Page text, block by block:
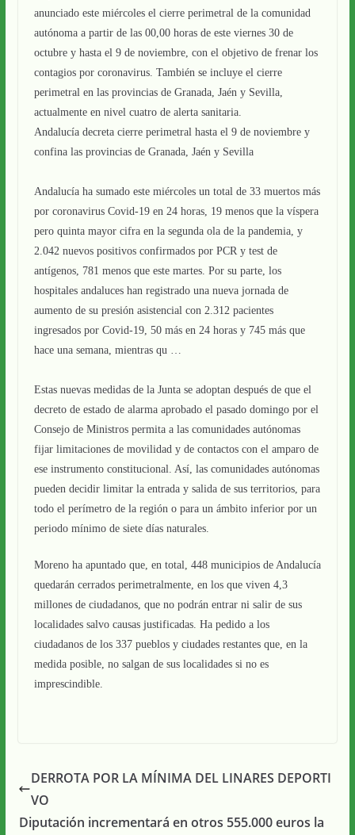
anunciado este miércoles el cierre perimetral de la comunidad
autónoma a partir de las 00,00 horas de este viernes 30 de
octubre y hasta el 9 de noviembre, con el objetivo de frenar los
contagios por coronavirus. También se incluye el cierre
perimetral en las provincias de Granada, Jaén y Sevilla,
actualmente en nivel cuatro de alerta sanitaria.
Andalucía decreta cierre perimetral hasta el 9 de noviembre y
confina las provincias de Granada, Jaén y Sevilla
Andalucía ha sumado este miércoles un total de 33 muertos más
por coronavirus Covid-19 en 24 horas, 19 menos que la víspera
pero quinta mayor cifra en la segunda ola de la pandemia, y
2.042 nuevos positivos confirmados por PCR y test de
antígenos, 781 menos que este martes. Por su parte, los
hospitales andaluces han registrado una nueva jornada de
aumento de su presión asistencial con 2.312 pacientes
ingresados por Covid-19, 50 más en 24 horas y 745 más que
hace una semana, mientras qu …
Estas nuevas medidas de la Junta se adoptan después de que el
decreto de estado de alarma aprobado el pasado domingo por el
Consejo de Ministros permita a las comunidades autónomas
fijar limitaciones de movilidad y de contactos con el amparo de
ese instrumento constitucional. Así, las comunidades autónomas
pueden decidir limitar la entrada y salida de sus territorios, para
todo el perímetro de la región o para un ámbito inferior por un
periodo mínimo de siete días naturales.
Moreno ha apuntado que, en total, 448 municipios de Andalucía
quedarán cerrados perimetralmente, en los que viven 4,3
millones de ciudadanos, que no podrán entrar ni salir de sus
localidades salvo causas justificadas. Ha pedido a los
ciudadanos de los 337 pueblos y ciudades restantes que, en la
medida posible, no salgan de sus localidades si no es
imprescindible.
DERROTA POR LA MÍNIMA DEL LINARES DEPORTI
VO
Diputación incrementará en otros 555.000 euros la